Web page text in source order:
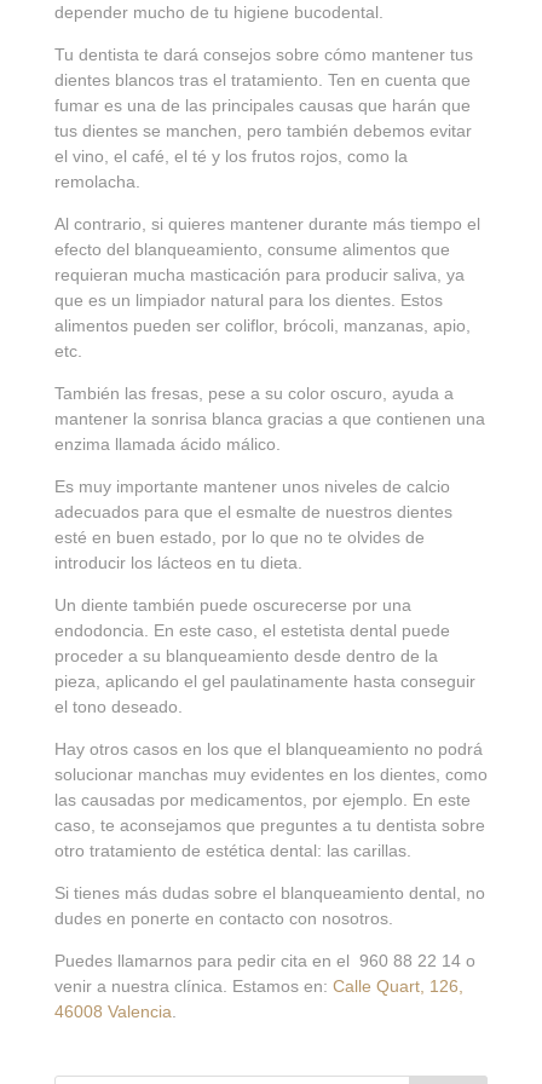
depender mucho de tu higiene bucodental.
Tu dentista te dará consejos sobre cómo mantener tus
dientes blancos tras el tratamiento. Ten en cuenta que
fumar es una de las principales causas que harán que
tus dientes se manchen, pero también debemos evitar
el vino, el café, el té y los frutos rojos, como la
remolacha.
Al contrario, si quieres mantener durante más tiempo el
efecto del blanqueamiento, consume alimentos que
requieran mucha masticación para producir saliva, ya
que es un limpiador natural para los dientes. Estos
alimentos pueden ser coliflor, brócoli, manzanas, apio,
etc.
También las fresas, pese a su color oscuro, ayuda a
mantener la sonrisa blanca gracias a que contienen una
enzima llamada ácido málico.
Es muy importante mantener unos niveles de calcio
adecuados para que el esmalte de nuestros dientes
esté en buen estado, por lo que no te olvides de
introducir los lácteos en tu dieta.
Un diente también puede oscurecerse por una
endodoncia. En este caso, el estetista dental puede
proceder a su blanqueamiento desde dentro de la
pieza, aplicando el gel paulatinamente hasta conseguir
el tono deseado.
Hay otros casos en los que el blanqueamiento no podrá
solucionar manchas muy evidentes en los dientes, como
las causadas por medicamentos, por ejemplo. En este
caso, te aconsejamos que preguntes a tu dentista sobre
otro tratamiento de estética dental: las carillas.
Si tienes más dudas sobre el blanqueamiento dental, no
dudes en ponerte en contacto con nosotros.
Puedes llamarnos para pedir cita en el 960 88 22 14 o
venir a nuestra clínica. Estamos en: Calle Quart, 126,
46008 Valencia